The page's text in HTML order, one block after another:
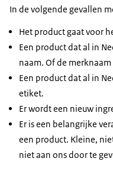
In de volgende gevallen
Het product gaat voor
Een product dat al in
naam. Of de
Een product dat al in
etiket.
Er wordt een nieuw
Er is een belangrijke
een product. Kleine,
niet aan ons door te